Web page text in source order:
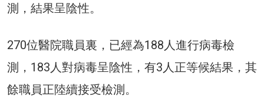
測，結果呈陰性。
270位醫院職員裏，已經為188人進行病毒檢
測，183人對病毒呈陰性，有3人正等候結果，其
餘職員正陸續接受檢測。